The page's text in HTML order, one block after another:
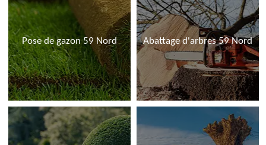
Pose de gazon 59 Nord Abattage d'arbres 59 Nord